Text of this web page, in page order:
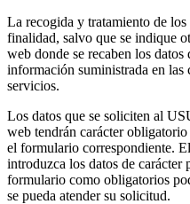
La recogida y tratamiento de
finalidad, salvo que se indique
web donde se recaben los
información suministrada en las
servicios.
Los datos que se soliciten al
web tendrán carácter
el formulario correspondiente.
introduzca los datos de carácter
formulario como obligatorios
se pueda atender su solicitud.